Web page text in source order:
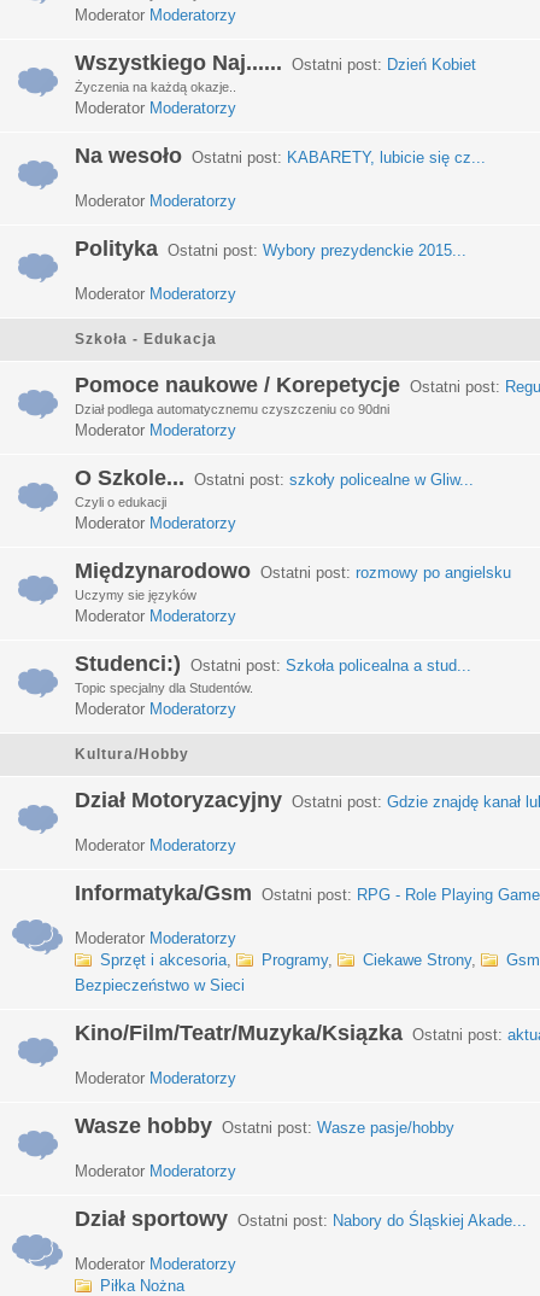
Moderator Moderatorzy
Wszystkiego Naj...... Ostatni post: Dzień Kobiet
Życzenia na każdą okazje..
Moderator Moderatorzy
Na wesoło Ostatni post: KABARETY, lubicie się cz...
Moderator Moderatorzy
Polityka Ostatni post: Wybory prezydenckie 2015...
Moderator Moderatorzy
Szkoła - Edukacja
Pomoce naukowe / Korepetycje Ostatni post:
Dział podlega automatycznemu czyszczeniu co 90dni
Moderator Moderatorzy
O Szkole... Ostatni post: szkoły policealne w Gliw...
Czyli o edukacji
Moderator Moderatorzy
Międzynarodowo Ostatni post: rozmowy po angielsku
Uczymy sie języków
Moderator Moderatorzy
Studenci:) Ostatni post: Szkoła policealna a stud...
Topic specjalny dla Studentów.
Moderator Moderatorzy
Kultura/Hobby
Dział Motoryzacyjny Ostatni post: Gdzie znajdę kanał
Moderator Moderatorzy
Informatyka/Gsm Ostatni post: RPG - Role Playing
Moderator Moderatorzy
Sprzęt i akcesoria, Programy, Ciekawe Strony,
Gsm
Bezpieczeństwo w Sieci
Kino/Film/Teatr/Muzyka/Ksiązka Ostatni post:
Moderator Moderatorzy
Wasze hobby Ostatni post: Wasze pasje/hobby
Moderator Moderatorzy
Dział sportowy Ostatni post: Nabory do Śląskiej Akade...
Moderator Moderatorzy
Piłka Nożna